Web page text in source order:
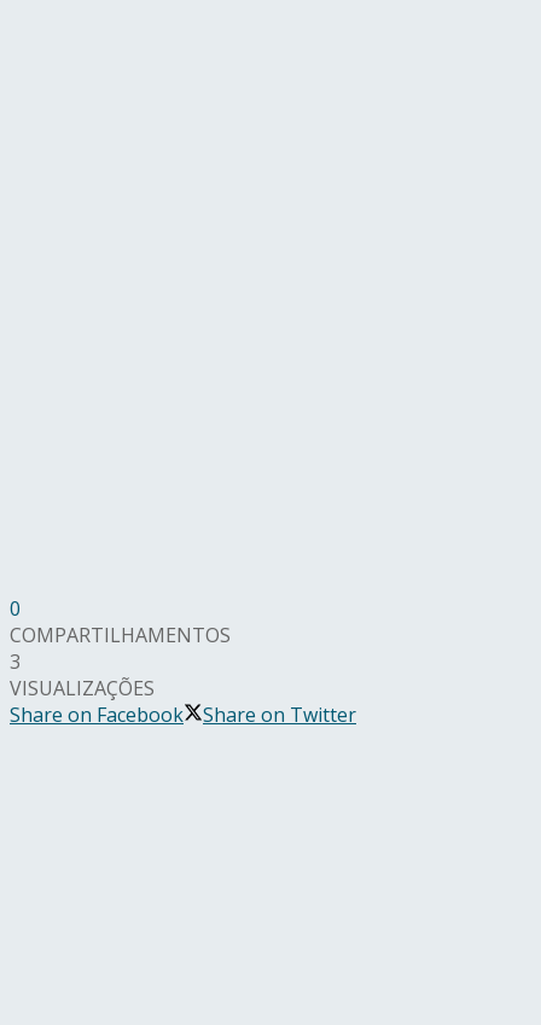
0
COMPARTILHAMENTOS
3
VISUALIZAÇÕES
Share on Facebook
Share on Twitter